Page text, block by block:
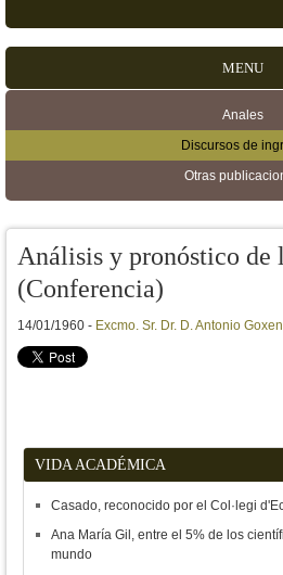
MENU
Menú secundario
Anales
Discursos de
Otras
Análisis y pronóstico de
(Conferencia)
14/01/1960 - Excmo. Sr. Dr. D. Antonio
VIDA ACADÉMICA
Casado, reconocido por el Col·legi
Ana María Gil, entre el 5% de los
mundo